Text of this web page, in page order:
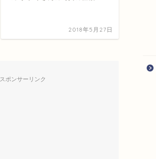
2018年5月27日
スポンサーリンク